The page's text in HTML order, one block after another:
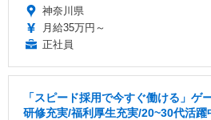
神奈川県
月給35万円～
正社員
「スピード採用で今すぐ働ける」ゲ
研修充実/福利厚生充実/20~30代活躍